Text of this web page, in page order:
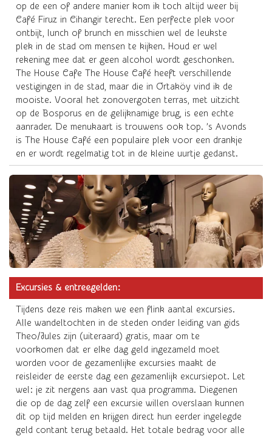
op de een of andere manier kom ik toch altijd weer bij
Café Firuz in Cihangir terecht. Een perfecte plek voor
ontbijt, lunch of brunch en misschien wel de leukste
plek in de stad om mensen te kijken. Houd er wel
rekening mee dat er geen alcohol wordt geschonken.
The House Cafe The House Café heeft verschillende
vestigingen in de stad, maar die in Ortaköy vind ik de
mooiste. Vooral het zonovergoten terras, met uitzicht
op de Bosporus en de gelijknamige brug, is een echte
aanrader. De menukaart is trouwens ook top. ’s Avonds
is The House Café een populaire plek voor een drankje
en er wordt regelmatig tot in de kleine uurtje gedanst.
Excursies & entreegelden:
Tijdens deze reis maken we een flink aantal excursies.
Alle wandeltochten in de steden onder leiding van gids
Theo/Jules zijn (uiteraard) gratis, maar om te
voorkomen dat er elke dag geld ingezameld moet
worden voor de gezamenlijke excursies maakt de
reisleider de eerste dag een gezamenlijk excursiepot. Let
wel: je zit nergens aan vast qua programma. Diegenen
die op de dag zelf een excursie willen overslaan kunnen
dit op tijd melden en krijgen direct hun eerder ingelegde
geld contant terug betaald. Het totale bedrag voor alle